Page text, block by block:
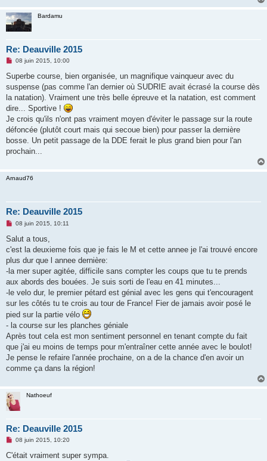
o
n
l
u
Bardamu
Re: Deauville 2015
M
s
s
a
g
n
o
l
u
08 juin 2015, 10:00
Superbe course, bien organisée, un magnifique vainqueur avec du
suspense (pas comme l'an dernier où SUDRIE avait écrasé la course dès
la natation). Vraiment une très belle épreuve et la natation, est comment
dire... Sportive !
Je crois qu'ils n'ont pas vraiment moyen d'éviter le passage sur la route
défoncée (plutôt court mais qui secoue bien) pour passer la dernière
bosse. Un petit passage de la DDE ferait le plus grand bien pour l'an
prochain...
Arnaud76
Re: Deauville 2015
M
s
a
g
n
o
l
u
08 juin 2015, 10:11
Salut a tous,
c'est la deuxieme fois que je fais le M et cette annee je l'ai trouvé encore
plus dur que l annee dernière:
-la mer super agitée, difficile sans compter les coups que tu te prends
aux abords des bouées. Je suis sorti de l'eau en 41 minutes...
-le velo dur, le premier pétard est génial avec les gens qui t'encouragent
sur les côtés tu te crois au tour de France! Fier de jamais avoir posé le
pied sur la partie vélo
- la course sur les planches géniale
Après tout cela est mon sentiment personnel en tenant compte du fait
que j'ai eu moins de temps pour m'entraîner cette année avec le boulot!
Je pense le refaire l'année prochaine, on a de la chance d'en avoir un
comme ça dans la région!
Nathoeuf
Re: Deauville 2015
M
s
08 juin 2015, 10:20
C'était vraiment super sympa.